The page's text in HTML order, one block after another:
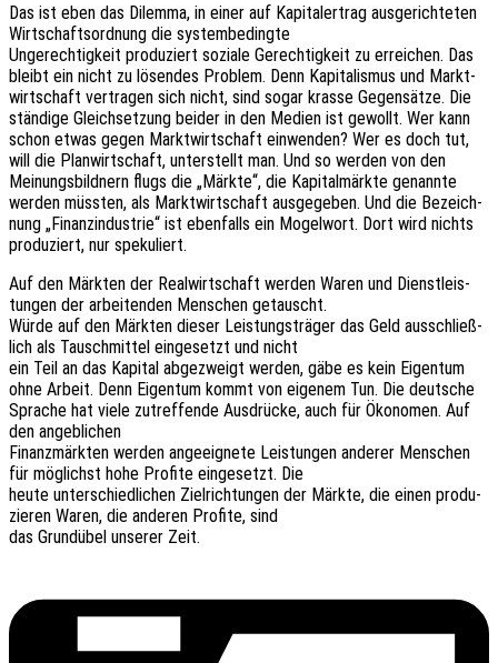
Das ist eben das Dilem­ma, in einer auf Kapi­tal­ertrag ausge­rich­te­ten
Wirt­schafts­ord­nung die systembedingte
Unge­rech­tig­keit produ­ziert sozia­le Gerech­tig­keit zu errei­chen. Das
bleibt ein nicht zu lösen­des Problem. Denn Kapi­ta­lis­mus und Markt­
wirt­schaft vertra­gen sich nicht, sind sogar krasse Gegen­sät­ze. Die
stän­di­ge Gleich­set­zung beider in den Medien ist gewollt. Wer kann
schon etwas gegen Markt­wirt­schaft einwen­den? Wer es doch tut,
will die Plan­wirt­schaft, unter­stellt man. Und so werden von den
Meinungs­bild­nern flugs die „Märkte“, die Kapi­tal­märk­te genann­te
werden müss­ten, als Markt­wirt­schaft ausge­ge­ben. Und die Bezeich­
nung „Finanz­in­dus­trie“ ist eben­falls ein Mogel­wort. Dort wird nichts
produ­ziert, nur spekuliert.
Auf den Märk­ten der Real­wirt­schaft werden Waren und Dienst­leis­
tun­gen der arbei­ten­den Menschen getauscht.
Würde auf den Märk­ten dieser Leis­tungs­trä­ger das Geld ausschließ­
lich als Tausch­mit­tel einge­setzt und nicht
ein Teil an das Kapi­tal abge­zweigt werden, gäbe es kein Eigen­tum
ohne Arbeit. Denn Eigen­tum kommt von eige­nem Tun. Die deut­sche
Spra­che hat viele zutref­fen­de Ausdrü­cke, auch für Ökono­men. Auf
den angeblichen
Finanz­märk­ten werden ange­eig­ne­te Leis­tun­gen ande­rer Menschen
für möglichst hohe Profi­te einge­setzt. Die
heute unter­schied­li­chen Ziel­rich­tun­gen der Märkte, die einen produ­
zie­ren Waren, die ande­ren Profi­te, sind
das Grund­übel unse­rer Zeit.